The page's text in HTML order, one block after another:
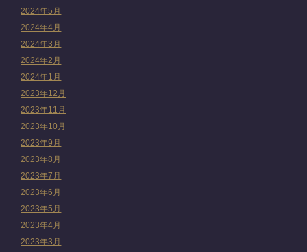
2024年5月
2024年4月
2024年3月
2024年2月
2024年1月
2023年12月
2023年11月
2023年10月
2023年9月
2023年8月
2023年7月
2023年6月
2023年5月
2023年4月
2023年3月